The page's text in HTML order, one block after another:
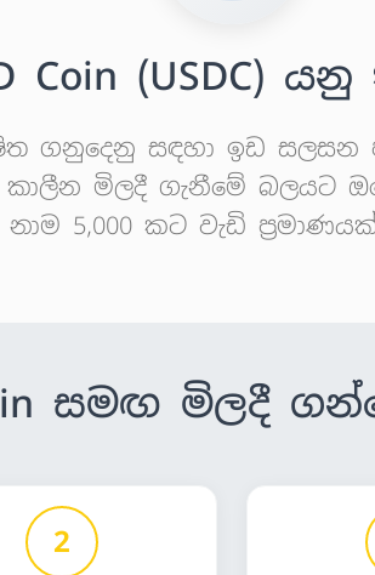
Coin (USDC)
ගනුදෙනු සඳහා ඉඩ සලසන
කාලීන මිලදී ගැනීමේ
5,000 කට වැඩි
සමඟ මිලදී
2